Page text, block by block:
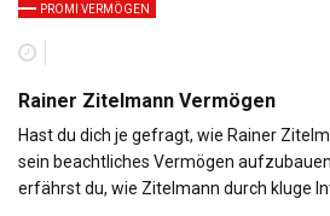
PROMI VERMÖGEN
Rainer Zitelmann Vermögen
Hast du dich je gefragt, wie Rainer
sein beachtliches Vermögen
erfährst du, wie Zitelmann durch kluge